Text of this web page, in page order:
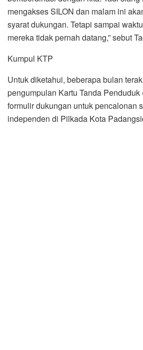
mengakses SILON dan malam ini
syarat dukungan. Tetapi sampai
mereka tidak pernah datang,” sebut
Kumpul KTP
Untuk diketahui, beberapa bulan
pengumpulan Kartu Tanda
formulir dukungan untuk pencalonan
independen di Pilkada Kota